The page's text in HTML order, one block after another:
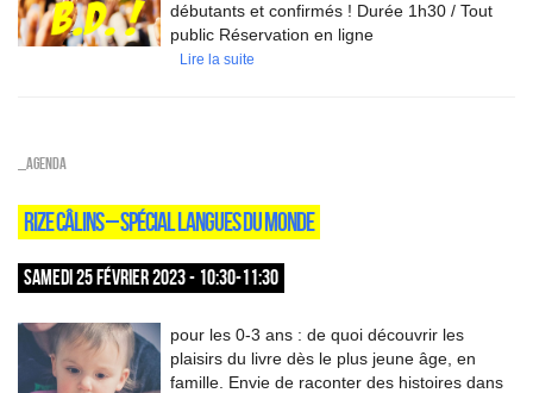
débutants et confirmés ! Durée 1h30 / Tout
public Réservation en ligne
Lire la suite
_Agenda
RIZE CÂLINS – SPÉCIAL LANGUES DU MONDE
SAMEDI 25 FÉVRIER 2023 - 10:30-11:30
pour les 0-3 ans : de quoi découvrir les
plaisirs du livre dès le plus jeune âge, en
famille. Envie de raconter des histoires dans